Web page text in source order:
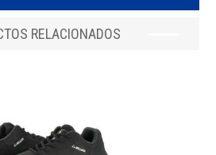
RELACIONADOS